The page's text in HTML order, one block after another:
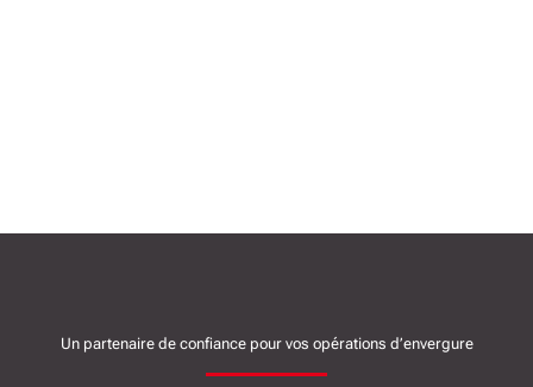
Un partenaire de confiance pour vos opérations d’envergure